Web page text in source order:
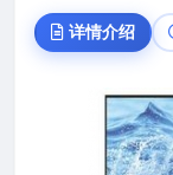
详情介绍